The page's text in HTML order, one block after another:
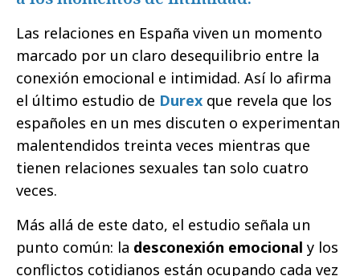
Las relaciones en España viven un momento
marcado por un claro desequilibrio entre la
conexión emocional e intimidad. Así lo afirma
el último estudio de Durex que revela que los
españoles en un mes discuten o experimentan
malentendidos treinta veces mientras que
tienen relaciones sexuales tan solo cuatro
veces.
Más allá de este dato, el estudio señala un
punto común: la desconexión emocional y los
conflictos cotidianos están ocupando cada vez